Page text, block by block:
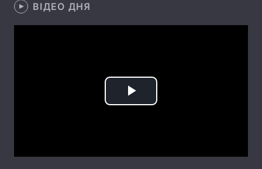
Статті
Думки
Контакти
ВІДЕО ДНЯ
Play